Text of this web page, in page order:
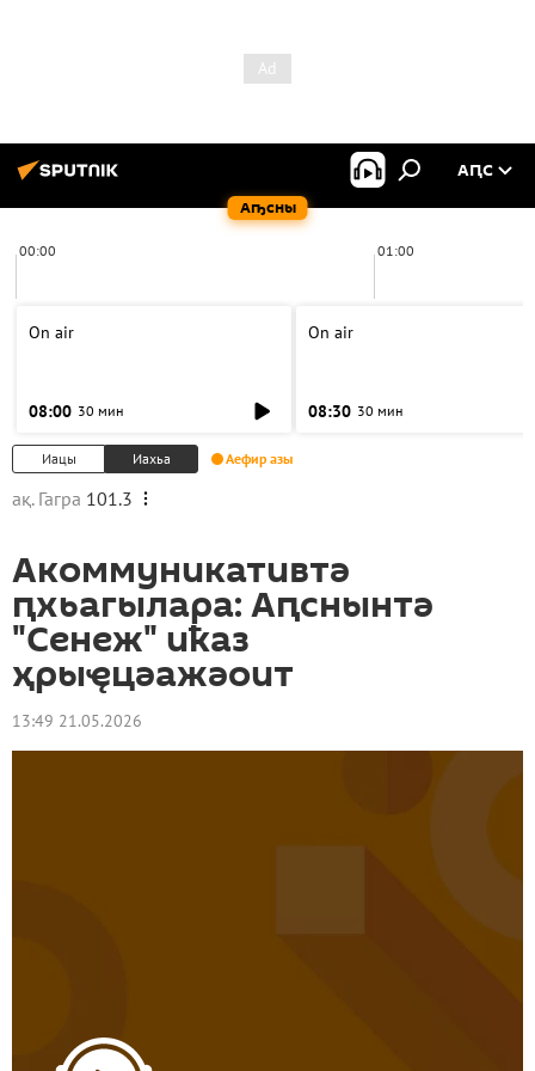
Аҧсны
АԤС
00:00 01:00
On air
08:00 30 мин
On air
08:30 30 мин
Иацы Иахьа Аефир азы
ақ. Гагра 101.3
Акоммуникативтә
ԥхьагылара: Аԥснынтә
"Сенеж" иҟаз
ҳрыҿцәажәоит
13:49 21.05.2026